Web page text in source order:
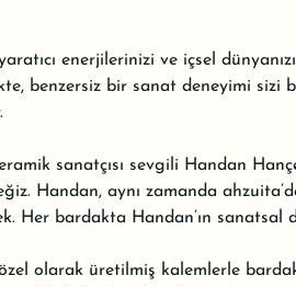
enerjilerinizi ve içsel
benzersiz bir sanat deneyimi sizi
sanatçısı sevgili Handan
Handan, aynı zamanda
Her bardakta Handan’ın sanatsal
olarak üretilmiş kalemlerle